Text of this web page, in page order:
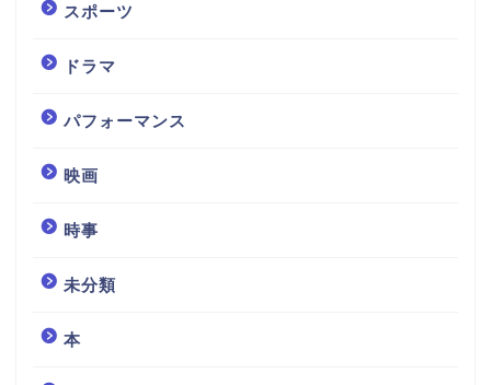
スポーツ
ドラマ
パフォーマンス
映画
時事
未分類
本